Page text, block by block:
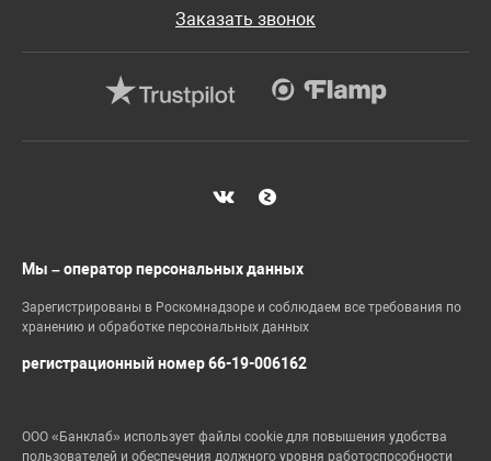
Заказать звонок
Мы – оператор персональных данных
Зарегистрированы в Роскомнадзоре и соблюдаем все требования по
хранению и обработке персональных данных
регистрационный номер 66-19-006162
ООО «Банклаб» использует файлы cookie для повышения удобства
пользователей и обеспечения должного уровня работоспособности